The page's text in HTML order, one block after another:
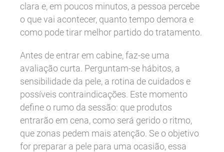
clara e, em poucos minutos, a pessoa percebe
o que vai acontecer, quanto tempo demora e
como pode tirar melhor partido do tratamento.
Antes de entrar em cabine, faz-se uma
avaliação curta. Perguntam-se hábitos, a
sensibilidade da pele, a rotina de cuidados e
possíveis contraindicações. Este momento
define o rumo da sessão: que produtos
entrarão em cena, como será gerido o ritmo,
que zonas pedem mais atenção. Se o objetivo
for preparar a pele para uma ocasião, essa